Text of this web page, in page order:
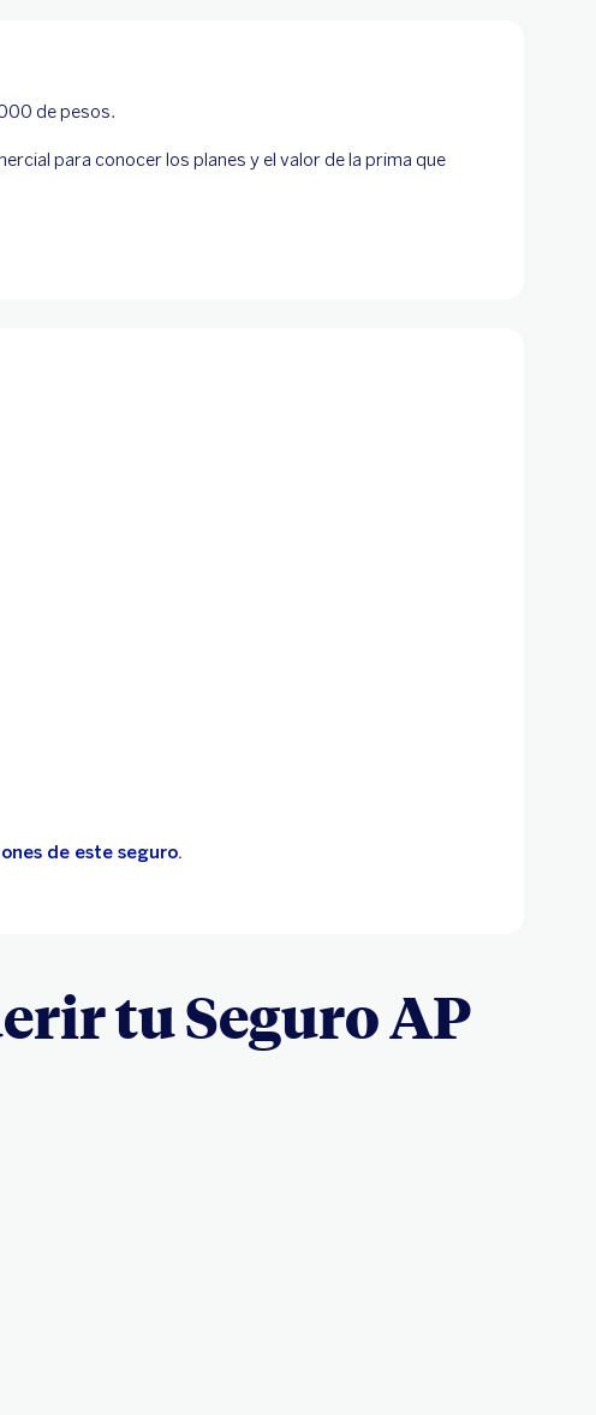
de pesos.
para conocer los planes y el valor de la prima que
de este seguro.
tu Seguro AP